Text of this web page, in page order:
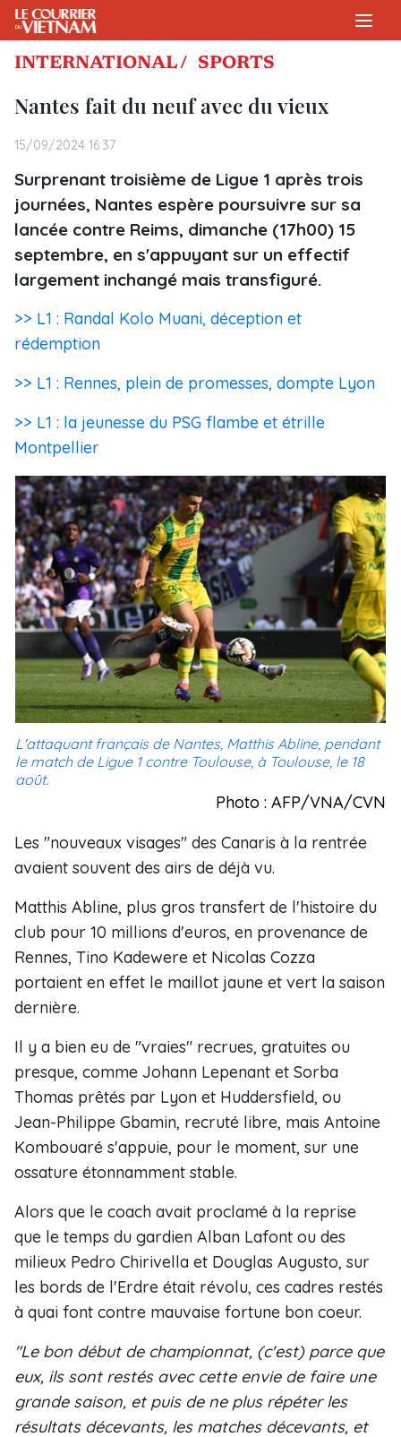
INTERNATIONAL / SPORTS
Nantes fait du neuf avec du vieux
15/09/2024 16:37
Surprenant troisième de Ligue 1 après trois
journées, Nantes espère poursuivre sur sa
lancée contre Reims, dimanche (17h00) 15
septembre, en s'appuyant sur un effectif
largement inchangé mais transfiguré.
>> L1 : Randal Kolo Muani, déception et
rédemption
>> L1 : Rennes, plein de promesses, dompte Lyon
>> L1 : la jeunesse du PSG flambe et étrille
Montpellier
L'attaquant français de Nantes, Matthis Abline, pendant
le match de Ligue 1 contre Toulouse, à Toulouse, le 18
août.
Photo : AFP/VNA/CVN
Les "nouveaux visages" des Canaris à la rentrée
avaient souvent des airs de déjà vu.
Matthis Abline, plus gros transfert de l'histoire du
club pour 10 millions d'euros, en provenance de
Rennes, Tino Kadewere et Nicolas Cozza
portaient en effet le maillot jaune et vert la saison
dernière.
Il y a bien eu de "vraies" recrues, gratuites ou
presque, comme Johann Lepenant et Sorba
Thomas prêtés par Lyon et Huddersfield, ou
Jean-Philippe Gbamin, recruté libre, mais Antoine
Kombouaré s'appuie, pour le moment, sur une
ossature étonnamment stable.
Alors que le coach avait proclamé à la reprise
que le temps du gardien Alban Lafont ou des
milieux Pedro Chirivella et Douglas Augusto, sur
les bords de l'Erdre était révolu, ces cadres restés
à quai font contre mauvaise fortune bon coeur.
"Le bon début de championnat, (c'est) parce que
eux, ils sont restés avec cette envie de faire une
grande saison, et puis de ne plus répéter les
résultats décevants, les matches décevants, et